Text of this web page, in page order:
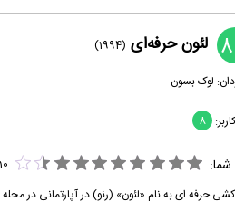
لئون حرفه‌ای (1994)
لوک بسون
8
حرفه ای به نام «لئون» (رنو) در آپارتمانی در